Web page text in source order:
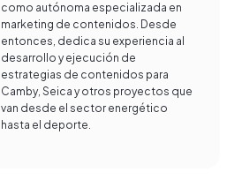
como autónoma especializada en
marketing de contenidos. Desde
entonces, dedica su experiencia al
desarrollo y ejecución de
estrategias de contenidos para
Camby, Seica y otros proyectos que
van desde el sector energético
hasta el deporte.